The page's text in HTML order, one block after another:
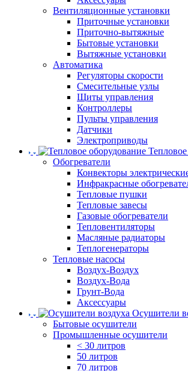
Вентиляционные установки
Приточные установки
Приточно-вытяжные
Бытовые установки
Вытяжные установки
Автоматика
Регуляторы скорости
Смесительные узлы
Щиты управления
Контроллеры
Пульты управления
Датчики
Электроприводы
Обогреватели
Конвекторы
Инфракрасные
Тепловые пушки
Тепловые завесы
Газовые обогреватели
Тепловентиляторы
Масляные радиаторы
Теплогенераторы
Тепловые насосы
Воздух-Воздух
Воздух-Вода
Грунт-Вода
Аксессуары
Осушители
Бытовые осушители
Промышленные осушители
< 30 литров
50 литров
70 литров